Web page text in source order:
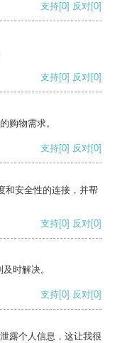
支持[0] 反对[0]
支持[0] 反对[0]
购物需求。
支持[0] 反对[0]
和安全性的连接，并帮
支持[0] 反对[0]
时解决。
支持[0] 反对[0]
露个人信息，这让我很